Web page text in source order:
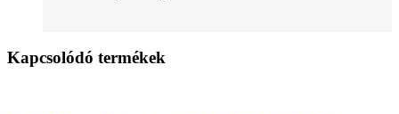
Kapcsolódó termékek